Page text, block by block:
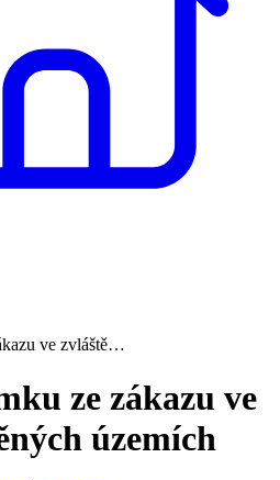
ve zvláště…
ze zákazu ve
územích